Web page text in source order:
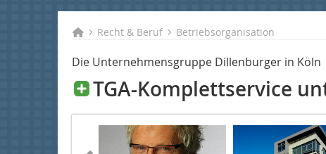
Recht & Beruf Betriebsorganisation
Die Unternehmensgruppe Dillenburger in Köln
TGA-Komplettservice